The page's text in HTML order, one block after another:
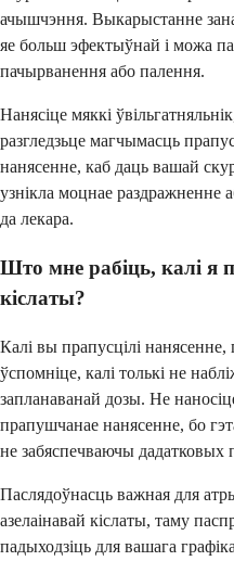
ачышчэння. Выкарыстанне
яе больш эфектыўнай і можа
пачырванення або палення.
Нанясіце мяккі
разгледзьце магчымасць
нанясенне, каб даць вашай
узнікла моцнае раздражненне
да лекара.
Што мне рабіць, калі я
кіслаты?
Калі вы прапусцілі нанясенне,
ўспомніце, калі толькі не
запланаванай дозы. Не
прапушчанае нанясенне, бо
не забяспечваючы дадатковых
Паслядоўнасць важная для
азелаінавай кіслаты, таму
падыходзіць для вашага